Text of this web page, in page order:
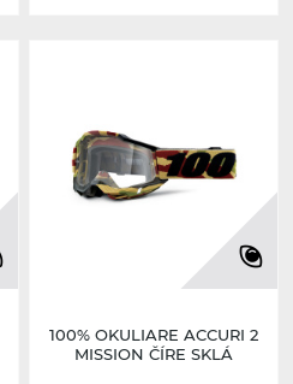
100% OKULIARE ACCURI 2
MISSION ČÍRE SKLÁ